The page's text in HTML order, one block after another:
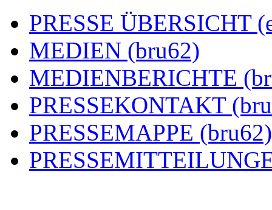
PRESSE ÜBERSICHT
MEDIEN (bru62)
MEDIENBERICHTE
PRESSEKONTAKT
PRESSEMAPPE (bru62)